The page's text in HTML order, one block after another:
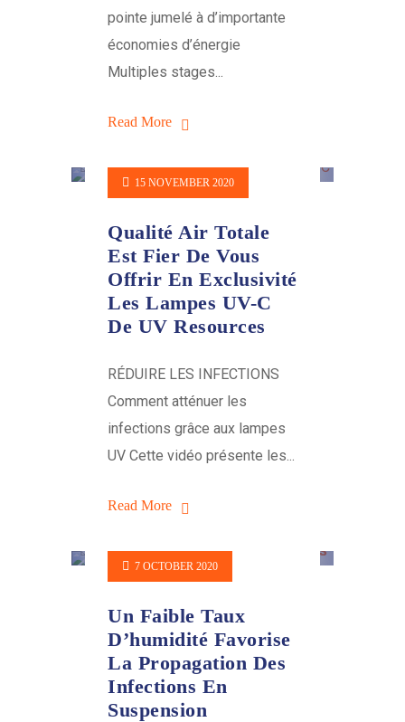
pointe jumelé à d’importante
économies d’énergie
Multiples stages...
Read More
15 NOVEMBER 2020
Qualité Air Totale
Est Fier De Vous
Offrir En Exclusivité
Les Lampes UV-C
De UV Resources
RÉDUIRE LES INFECTIONS
Comment atténuer les
infections grâce aux lampes
UV Cette vidéo présente les...
Read More
7 OCTOBER 2020
Un Faible Taux
D’humidité Favorise
La Propagation Des
Infections En
Suspension